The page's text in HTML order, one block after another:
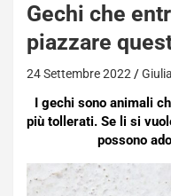
Gechi che
piazzare
24 Settembre 2022
I gechi sono animali
più tollerati. Se li si
possono